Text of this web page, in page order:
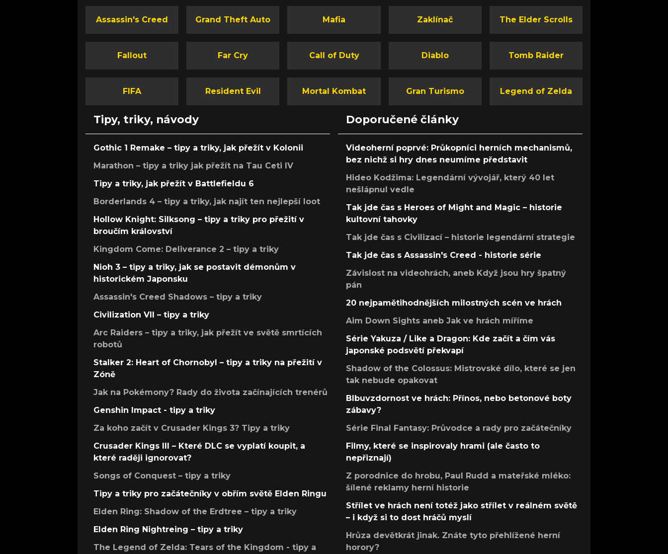
Assassin's Creed Grand Theft Auto Mafia Zaklínač The Elder Scrolls
Fallout Far Cry Call of Duty Diablo Tomb Raider
FIFA Resident Evil Mortal Kombat Gran Turismo Legend of Zelda
Tipy, triky, návody
Gothic 1 Remake – tipy a triky, jak přežít v Kolonii
Marathon – tipy a triky jak přežít na Tau Ceti IV
Tipy a triky, jak přežít v Battlefieldu 6
Borderlands 4 – tipy a triky, jak najít ten nejlepší loot
Hollow Knight: Silksong – tipy a triky pro přežití v
broučím království
Kingdom Come: Deliverance 2 – tipy a triky
Nioh 3 – tipy a triky, jak se postavit démonům v
historickém Japonsku
Assassin's Creed Shadows – tipy a triky
Civilization VII – tipy a triky
Arc Raiders – tipy a triky, jak přežít ve světě smrtících
robotů
Stalker 2: Heart of Chornobyl – tipy a triky na přežití v
Zóně
Jak na Pokémony? Rady do života začínajících trenérů
Genshin Impact - tipy a triky
Za koho začít v Crusader Kings 3? Tipy a triky
Crusader Kings III – Které DLC se vyplatí koupit, a
které raději ignorovat?
Songs of Conquest – tipy a triky
Tipy a triky pro začátečníky v obřím světě Elden Ringu
Elden Ring: Shadow of the Erdtree – tipy a triky
Elden Ring Nightreing – tipy a triky
The Legend of Zelda: Tears of the Kingdom - tipy a
Doporučené články
Videoherní poprvé: Průkopníci herních mechanismů,
bez nichž si hry dnes neumíme představit
Hideo Kodžima: Legendární vývojář, který 40 let
nešlápnul vedle
Tak jde čas s Heroes of Might and Magic – historie
kultovní tahovky
Tak jde čas s Civilizací – historie legendární strategie
Tak jde čas s Assassin's Creed - historie série
Závislost na videohrách, aneb Když jsou hry špatný
pán
20 nejpamětihodnějších milostných scén ve hrách
Aim Down Sights aneb Jak ve hrách míříme
Série Yakuza / Like a Dragon: Kde začít a čím vás
japonské podsvětí překvapí
Shadow of the Colossus: Mistrovské dílo, které se jen
tak nebude opakovat
Blbuvzdornost ve hrách: Přínos, nebo betonové boty
zábavy?
Série Final Fantasy: Průvodce a rady pro začátečníky
Filmy, které se inspirovaly hrami (ale často to
nepřiznají)
Z porodnice do hrobu, Paul Rudd a mateřské mléko:
šílené reklamy herní historie
Střílet ve hrách není totéž jako střílet v reálném světě
– i když si to dost hráčů myslí
Hrůza devětkrát jinak. Znáte tyto přehlížené herní
horory?